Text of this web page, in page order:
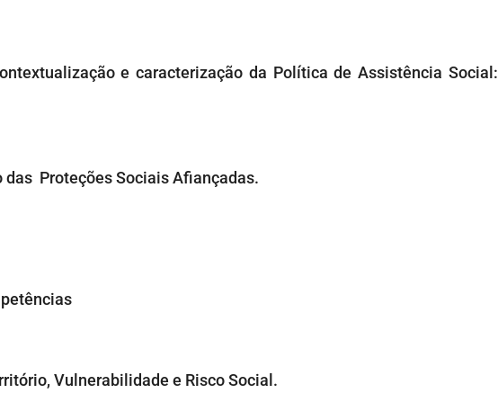
e caracterização da Política de Assistência Social:
Proteções Sociais Afiançadas.
Vulnerabilidade e Risco Social.